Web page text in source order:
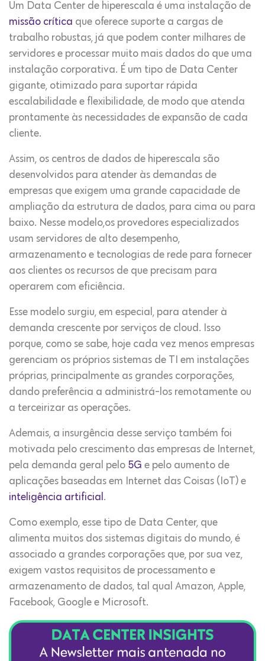
Um Data Center de hiperescala é uma instalação de
missão crítica que oferece suporte a cargas de
trabalho robustas, já que podem conter milhares de
servidores e processar muito mais dados do que uma
instalação corporativa. É um tipo de Data Center
gigante, otimizado para suportar rápida
escalabilidade e flexibilidade, de modo que atenda
prontamente às necessidades de expansão de cada
cliente.
Assim, os centros de dados de hiperescala são
desenvolvidos para atender às demandas de
empresas que exigem uma grande capacidade de
ampliação da estrutura de dados, para cima ou para
baixo. Nesse modelo,os provedores especializados
usam servidores de alto desempenho,
armazenamento e tecnologias de rede para fornecer
aos clientes os recursos de que precisam para
operarem com eficiência.
Esse modelo surgiu, em especial, para atender à
demanda crescente por serviços de cloud. Isso
porque, como se sabe, hoje cada vez menos empresas
gerenciam os próprios sistemas de TI em instalações
próprias, principalmente as grandes corporações,
dando preferência a administrá-los remotamente ou
a terceirizar as operações.
Ademais, a insurgência desse serviço também foi
motivada pelo crescimento das empresas de Internet,
pela demanda geral pelo 5G e pelo aumento de
aplicações baseadas em Internet das Coisas (IoT) e
inteligência artificial .
Como exemplo, esse tipo de Data Center, que
alimenta muitos dos sistemas digitais do mundo, é
associado a grandes corporações que, por sua vez,
exigem vastos requisitos de processamento e
armazenamento de dados, tal qual Amazon, Apple,
Facebook, Google e Microsoft.